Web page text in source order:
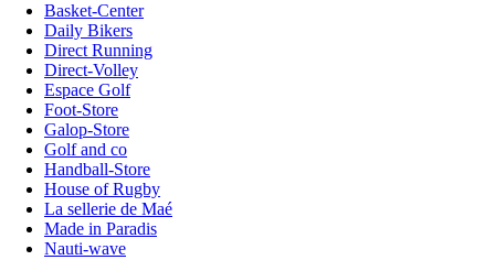
Basket-Center
Daily Bikers
Direct Running
Direct-Volley
Espace Golf
Foot-Store
Galop-Store
Golf and co
Handball-Store
House of Rugby
La sellerie de Maé
Made in Paradis
Nauti-wave